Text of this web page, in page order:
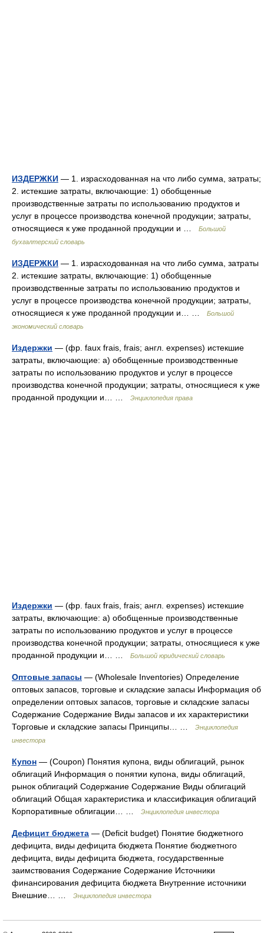
ИЗДЕРЖКИ — 1. израсходованная на что либо сумма, затраты;
2. истекшие затраты, включающие: 1) обобщенные
производственные затраты по использованию продуктов и
услуг в процессе производства конечной продукции; затраты,
относящиеся к уже проданной продукции и …
Большой
бухгалтерский словарь
ИЗДЕРЖКИ — 1. израсходованная на что либо сумма, затраты
2. истекшие затраты, включающие: 1) обобщенные
производственные затраты по использованию продуктов и
услуг в процессе производства конечной продукции; затраты,
относящиеся к уже проданной продукции и… …
Большой
экономический словарь
Издержки — (фр. faux frais, frais; англ. expenses) истекшие
затраты, включающие: а) обобщенные производственные
затраты по использованию продуктов и услуг в процессе
производства конечной продукции; затраты, относящиеся к уже
проданной продукции и… …
Энциклопедия права
Издержки — (фр. faux frais, frais; англ. expenses) истекшие
затраты, включающие: а) обобщенные производственные
затраты по использованию продуктов и услуг в процессе
производства конечной продукции; затраты, относящиеся к уже
проданной продукции и… …
Большой юридический словарь
Оптовые запасы — (Wholesale Inventories) Определение
оптовых запасов, торговые и складские запасы Информация об
определении оптовых запасов, торговые и складские запасы
Содержание Содержание Виды запасов и их характеристики
Торговые и складские запасы Принципы… …
Энциклопедия
инвестора
Купон — (Coupon) Понятия купона, виды облигаций, рынок
облигаций Информация о понятии купона, виды облигаций,
рынок облигаций Содержание Содержание Виды облигаций
облигаций Общая характеристика и классификация облигаций
Корпоративные облигации… …
Энциклопедия инвестора
Дефицит бюджета — (Deficit budget) Понятие бюджетного
дефицита, виды дефицита бюджета Понятие бюджетного
дефицита, виды дефицита бюджета, государственные
заимствования Содержание Содержание Источники
финансирования дефицита бюджета Внутренние источники
Внешние… …
Энциклопедия инвестора